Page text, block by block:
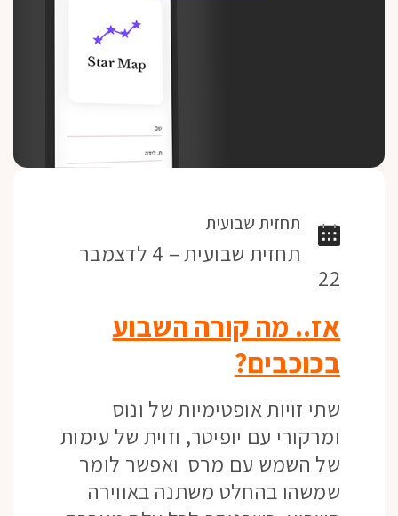
תחזית שבועית
תחזית שבועית – 4 לדצמבר
22
אז.. מה קורה השבוע
בכוכבים?
שתי זויות אופטימיות של ונוס
ומרקורי עם יופיטר, וזוית של עימות
של השמש עם מרס ואפשר לומר
שמשהו בהחלט משתנה באווירה